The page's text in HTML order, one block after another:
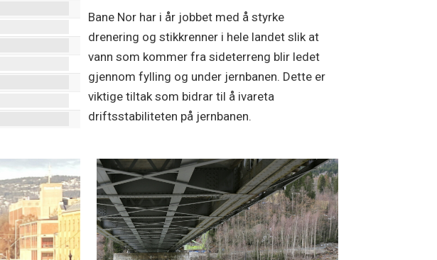
Bane Nor har i år jobbet med å styrke
drenering og stikkrenner i hele landet slik at
vann som kommer fra sideterreng blir ledet
gjennom fylling og under jernbanen. Dette er
viktige tiltak som bidrar til å ivareta
driftsstabiliteten på jernbanen.